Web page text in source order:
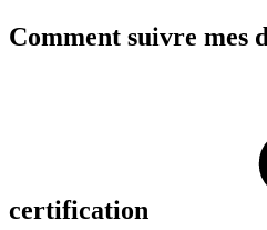
Comment suivre mes
certification